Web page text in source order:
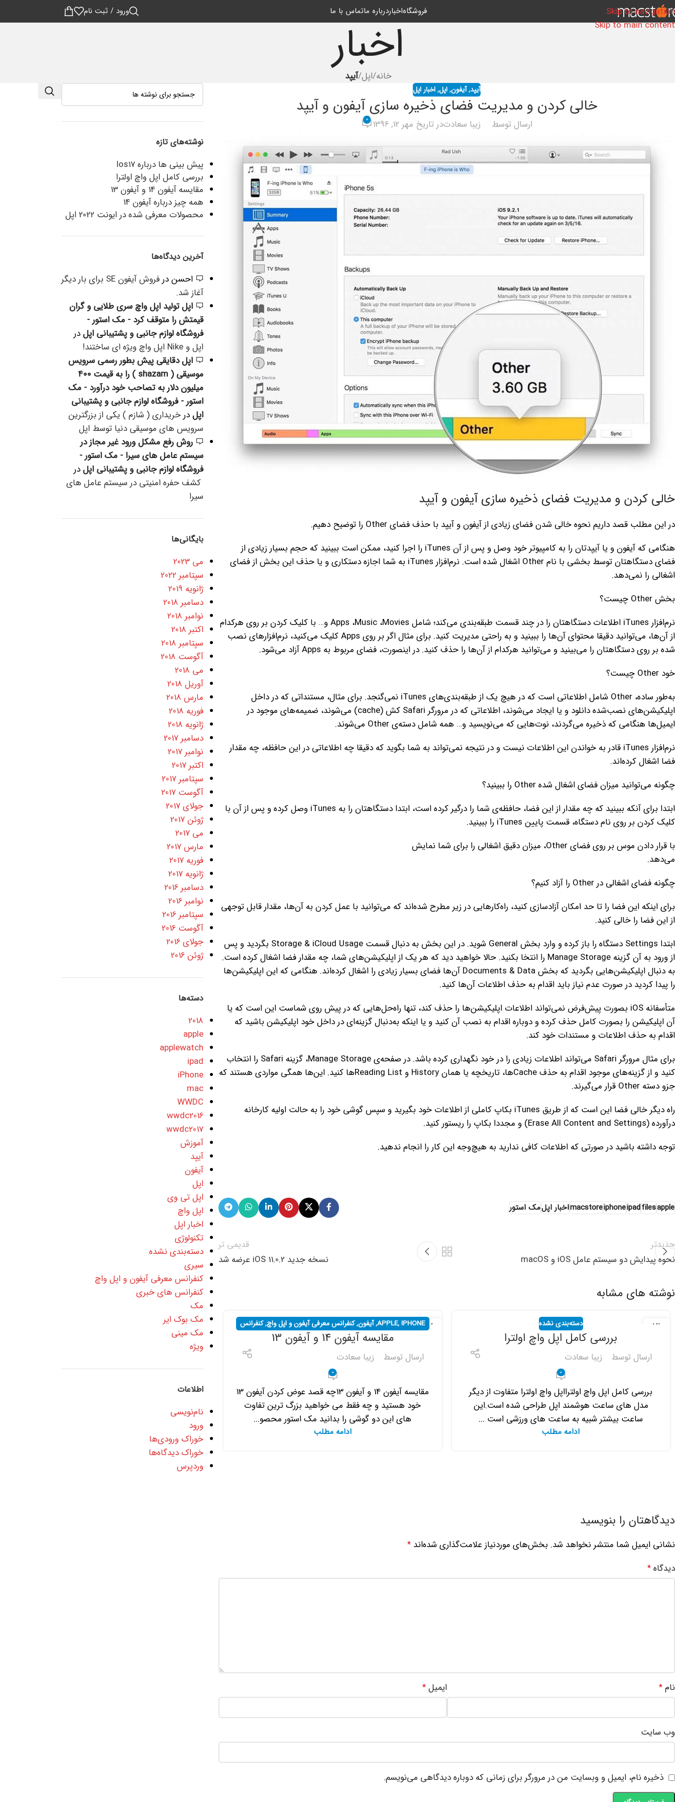
Skip to navigation
Skip to main content
فروشگاهاخباردرباره ماتماس با ما ورود / ثبت نام
اخبار
خانه/اپل/آیپد
آیپد,آیفون,اپل,اخبار اپل
خالی کردن و مدیریت فضای ذخیره سازی آیفون و آیپد
ارسال توسط زیبا سعادتدر تاریخ مهر 12, 1396 0
خالی کردن و مدیریت فضای ذخیره سازی آیفون و آیپد
در این مطلب قصد داریم نحوه خالی شدن فضای زیادی از آیفون و آیپد با حذف فضای Other را توضیح دهیم.
هنگامی که آیفون و یا آیپدتان را به کامپیوتر خود وصل و پس از آن iTunes را اجرا کنید، ممکن است ببینید که حجم بسیار زیادی از
فضای دستگاهتان توسط بخشی با نام Other اشغال شده است. نرم‌افزار iTunes به شما اجازه دستکاری و یا حذف این بخش از فضای
اشغالی را نمی‌دهد.
بخش Other چیست؟
نرم‌افزار iTunes اطلاعات دستگاهتان را در چند قسمت طبقه‌بندی می‌کند؛ شامل Apps ،Music ،Movies و… با کلیک کردن بر روی هرکدام
از آن‌ها، می‌توانید دقیقا محتوای آن‌ها را ببینید و به راحتی مدیریت کنید. برای مثال اگر بر روی Apps کلیک می‌کنید، نرم‌افزارهای نصب
شده بر روی دستگاهتان را می‌بینید و می‌توانید هرکدام از آ‌ن‌ها را حذف کنید. در اینصورت، فضای مربوط به Apps آزاد می‌شود.
خود Other چیست؟
به‌طور ساده، Other شامل اطلاعاتی است که در هیچ یک از طبقه‌بندی‌های iTunes نمی‌گنجد. برای مثال، مستنداتی که در داخل
اپلیکیشن‌های نصب‌شده دانلود و یا ایجاد می‌شوند، اطلاعاتی که در مرورگر Safari کش (cache) می‌شوند، ضمیمه‌های موجود در
ایمیل‌ها هنگامی که ذخیره می‌گردند، نوت‌هایی که می‌نویسید و… همه شامل دسته‌ی Other می‌شوند.
نرم‌افزار iTunes قادر به خواندن این اطلاعات نیست و در نتیجه نمی‌تواند به شما بگوید که دقیقا چه اطلاعاتی در این حافظه، چه مقدار
فضا اشغال کرد‌ه‌اند.
چگونه می‌توانید میزان فضای اشغال شده Other را ببینید؟
ابتدا برای آنکه ببینید که چه مقدار از این فضا، حافظه‌ی شما را درگیر کرده است، ابتدا دستگاهتان را به iTunes وصل کرده و پس از آن با
کلیک کردن بر روی نام دستگاه، قسمت پایین iTunes را ببینید.
با قرار دادن موس بر روی فضای Other، میزان دقیق اشغالی را برای شما نمایش
می‌دهد.
چگونه فضای اشغالی در Other را آزاد کنیم؟
برای اینکه این فضا را تا حد امکان آزادسازی کنید، راه‌کارهایی در زیر مطرح شده‌اند که می‌توانید با عمل کردن به آن‌ها، مقدار قابل توجهی
از این فضا را خالی کنید.
ابتدا Settings دستگاه را باز کرده و وارد بخش General شوید. در این بخش به دنبال قسمت Storage & iCloud Usage بگردید و پس
از ورود به آن گزینه Manage Storage را انتخا بکنید. حالا خواهید دید که هر یک از اپلیکیشن‌های شما، چه مقدار فضا اشغال کرده است.
به دنبال اپلیکیشن‌هایی بگردید که بخش Documents & Data آن‌ها فضای بسیار زیادی را اشغال کرده‌اند. هنگامی که این اپلیکیشن‌ها
را پیدا کردید در صورت عدم نیاز باید اقدام به حذف اطلاعات آن‌ها کنید.
متأسفانه iOS بصورت پیش‌فرض نمی‌تواند اطلاعات اپلیکیشن‌ها را حذف کند، تنها راه‌حل‌هایی که در پیش روی شماست این است که یا
آن اپلیکیشن را بصورت کامل حذف کرده و دوباره اقدام به نصب آن کنید و یا اینکه به‌دنبال گزینه‌ای در داخل خود اپلیکیشن باشید که
اقدام به حذف اطلاعات و مستندات خود کند.
برای مثال مرورگر Safari می‌تواند اطلاعات زیادی را در خود نگهداری کرده باشد. در صفحه‌ی Manage Storage، گزینه Safari را انتخاب
کنید و از گزینه‌های موجود اقدام به حذف Cacheها، تاریخچه یا همان History و Reading Listها کنید. این‌ها همگی مواردی هستند که
جزو دسته Other قرار می‌گیرند.
راه دیگر خالی فضا این است که از طریق iTunes بکاپ کاملی از اطلاعات خود بگیرید و سپس گوشی خود را به حالت اولیه کارخانه
درآورده (Erase All Content and Settings) و مجددا بکاپ را ریستور کنید.
توجه داشته باشید در صورتی که اطلاعات کافی ندارید به هیچ‌وجه این کار را انجام ندهید.
apple
files
ipad
iphone
macstoreاخبار اپلمک استور
جدیدتر
نحوه پیدایش دو سیستم عامل iOS و macOS
قدیمی تر
نسخه جدید iOS 11.0.2 عرضه شد
نوشته های مشابه
21
دسته‌بندی نشده
بررسی کامل اپل واچ اولترا
ارسال توسط زیبا سعادت
0
بررسی کامل اپل واچ اولترااپل واچ اولترا متفاوت از دیگر
مدل های ساعت هوشمند اپل طراحی شده است.این
ساعت بیشتر شبیه به ساعت های ورزشی است ...
ادامه مطلب
17
APPLE,IPHONE
,آیفون,کنفرانس معرفی آیفون و اپل واچ,کنفرانس
های خبری
مقایسه آیفون 14 و آیفون 13
ارسال توسط زیبا سعادت
0
مقایسه آیفون 14 و آیفون 13چه قصد عوض کردن آیفون 13
خود هستید و چه فقط می خواهید بزرگ ترین تفاوت
های این دو گوشی را بدانید مک استور محصو...
ادامه مطلب
17
شهریور
IPHONE
,آیفون
0
دیدگاهتان را بنویسید
نشانی ایمیل شما منتشر نخواهد شد. بخش‌های موردنیاز علامت‌گذاری شده‌اند *
دیدگاه *
نام * ایمیل*
وب‌ سایت
ذخیره نام، ایمیل و وبسایت من در مرورگر برای زمانی که دوباره دیدگاهی می‌نویسم.
نوشته‌های تازه
پیش بینی ها درباره Ios17
بررسی کامل اپل واچ اولترا
مقایسه آیفون 14 و آیفون 13
همه چیز درباره آیفون 14
محصولات معرفی شده در ایونت 2022 اپل
آخرین دیدگاه‌ها
احسندر
فروش آیفون SE برای بار دیگر
آغاز شد.
اپل تولید اپل واچ سری طلایی و گران
قیمتش را متوقف کرد - مک استور -
فروشگاه لوازم جانبی و پشتیبانی اپلدر
اپل و Nike اپل واچ ویژه ای ساختند!
اپل دقایقی پیش بطور رسمی سرویس
موسیقی ( shazam ) را به قیمت ۴۰۰
میلیون دلار به تصاحب خود درآورد - مک
استور - فروشگاه لوازم جانبی و پشتیبانی
اپلدرخریداری ( شازم ) یکی از بزرگترین
سرویس های موسیقی دنیا توسط اپل
روش رفع مشکل ورود غیر مجاز در
سیستم عامل های سیرا - مک استور -
فروشگاه لوازم جانبی و پشتیبانی اپلدر
کشف حفره امنیتی در سیستم عامل های
سیرا
بایگانی‌ها
می 2023
سپتامبر 2022
ژانویه 2019
دسامبر 2018
نوامبر 2018
اکتبر 2018
سپتامبر 2018
آگوست 2018
می 2018
آوریل 2018
مارس 2018
فوریه 2018
ژانویه 2018
دسامبر 2017
نوامبر 2017
اکتبر 2017
سپتامبر 2017
آگوست 2017
جولای 2017
ژوئن 2017
می 2017
مارس 2017
فوریه 2017
ژانویه 2017
دسامبر 2016
نوامبر 2016
سپتامبر 2016
آگوست 2016
جولای 2016
ژوئن 2016
دسته‌ها
2018
apple
applewatch
ipad
iPhone
mac
WWDC
wwdc2016
wwdc2017
آموزش
آیپد
آیفون
اپل
اپل تی وی
اپل واچ
اخبار اپل
تکنولوژی
دسته‌بندی نشده
سیری
کنفرانس معرفی آیفون و اپل واچ
کنفرانس های خبری
مک
مک بوک ایر
مک مینی
ویژه
اطلاعات
نام‌نویسی
ورود
خوراک ورودی‌ها
خوراک دیدگاه‌ها
وردپرس